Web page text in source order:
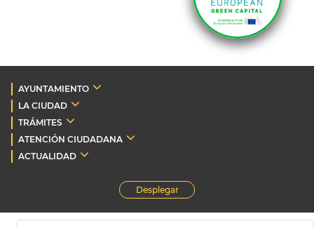
AYUNTAMIENTO
LA CIUDAD
TRÁMITES
ATENCIÓN CIUDADANA
ACTUALIDAD
Desplegar